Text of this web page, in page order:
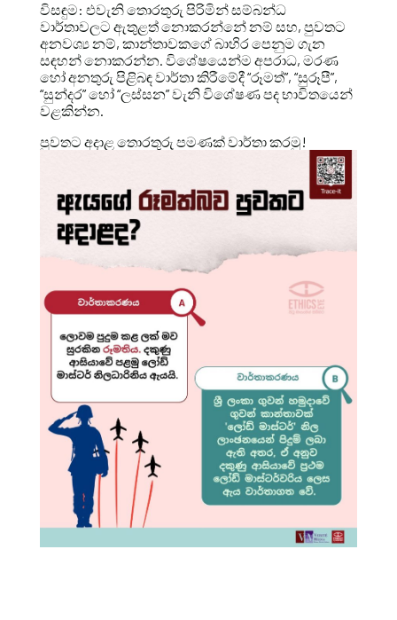
විසඳුම: එවැනි තොරතුරු පිරිමින් සම්බන්ධ
වාර්තාවලට ඇතුළත් නොකරන්නේ නම් සහ, පුවතට
අනවශ්‍ය නම්, කාන්තාවකගේ බාහිර පෙනුම ගැන
සඳහන් නොකරන්න. විශේෂයෙන්ම අපරාධ, මරණ
හෝ අනතුරු පිළිබඳ වාර්තා කිරීමේදී “රූමත්”, “සුරූපී”,
“සුන්දර” හෝ “ලස්සන” වැනි විශේෂණ පද භාවිතයෙන්
වළකින්න.
පුවතට අදාළ තොරතුරු පමණක් වාර්තා කරමු!